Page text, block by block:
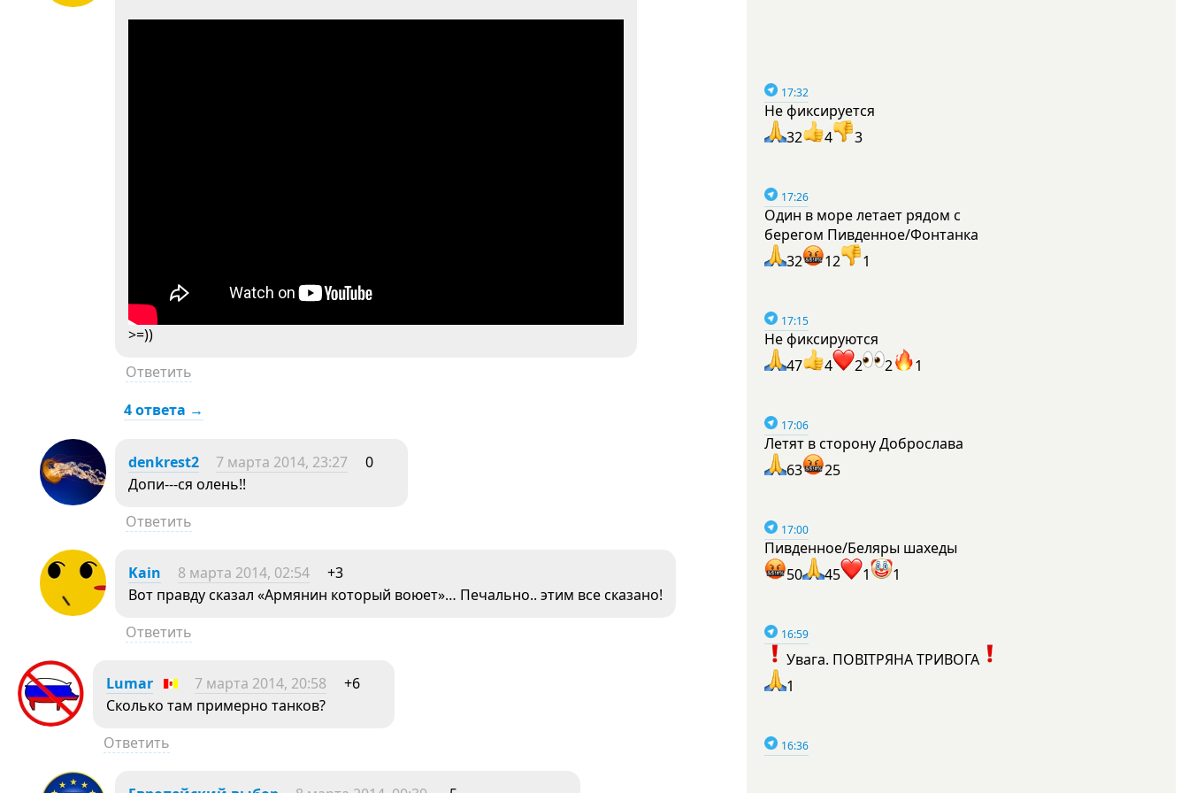
>=))
Ответить
4 ответа →
denkrest2 7 марта 2014, 23:27
0
Допи---ся олень!!
Ответить
Kain 8 марта 2014, 02:54
+3
Вот правду сказал «Армянин который воюет»… Печально.. этим все сказано!
Ответить
Lumar 7 марта 2014, 20:58
+6
Сколько там примерно танков?
Ответить
17:32
Не фиксируется
32
4 3
17:26
Один в море летает рядом с
берегом Пивденное/Фонтанка
32
12 1
17:15
Не фиксируются
47
4 2 2 1
17:06
Летят в сторону Доброслава
63
25
17:00
Пивденное/Беляры шахеды
50
45 1 1
16:59
Увага. ПОВІТРЯНА ТРИВОГА
1
16:36